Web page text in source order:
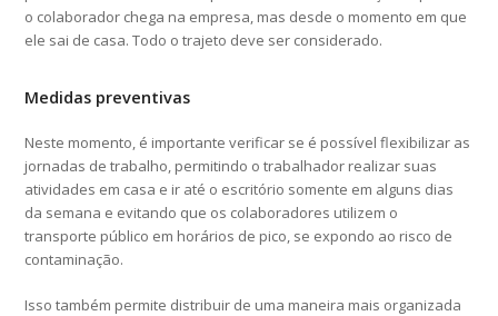
o colaborador chega na empresa, mas desde o momento em que
ele sai de casa. Todo o trajeto deve ser considerado.
Medidas preventivas
Neste momento, é importante verificar se é possível flexibilizar as
jornadas de trabalho, permitindo o trabalhador realizar suas
atividades em casa e ir até o escritório somente em alguns dias
da semana e evitando que os colaboradores utilizem o
transporte público em horários de pico, se expondo ao risco de
contaminação.
Isso também permite distribuir de uma maneira mais organizada